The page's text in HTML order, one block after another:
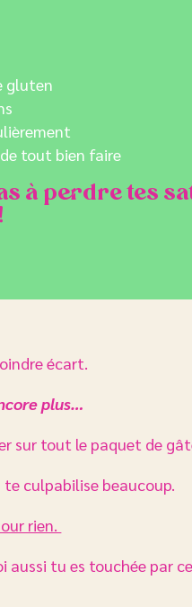
gluten
tout bien faire
à perdre tes
écart.
plus…
sur tout le paquet de
te culpabilise beaucoup.
rien.
aussi tu es touchée par